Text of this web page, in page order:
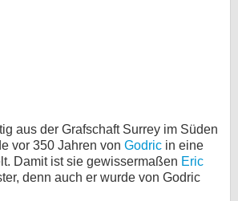
aus der Grafschaft Surrey im Süden
vor 350 Jahren von Godric in eine
Damit ist sie gewissermaßen Eric
denn auch er wurde von Godric
Forum
bei X